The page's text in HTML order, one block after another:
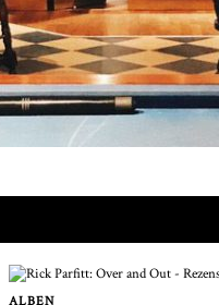
ALBEN